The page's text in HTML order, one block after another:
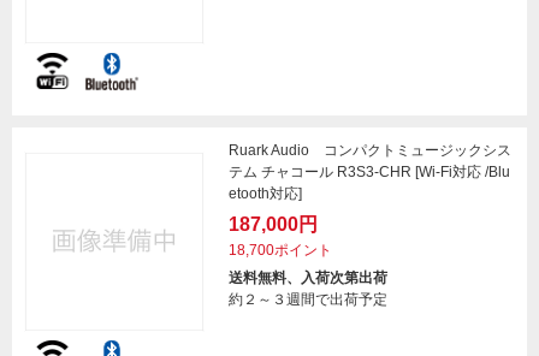
Ruark Audio コンパクトミュージックシス
テム チャコール R3S3-CHR [Wi-Fi対応 /Blu
etooth対応]
187,000円
18,700ポイント
送料無料、入荷次第出荷
約２～３週間で出荷予定